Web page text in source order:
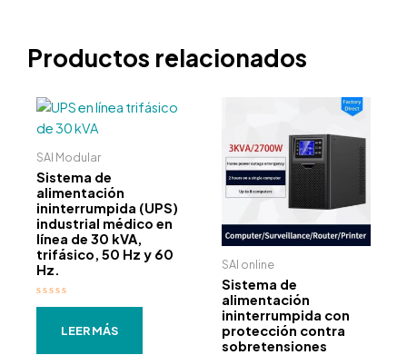
Productos relacionados
SAI Modular
Sistema de
alimentación
ininterrumpida (UPS)
industrial médico en
línea de 30 kVA,
trifásico, 50 Hz y 60
Hz.
Valorado
LEER MÁS
SAI online
Sistema de
alimentación
ininterrumpida con
protección contra
sobretensiones